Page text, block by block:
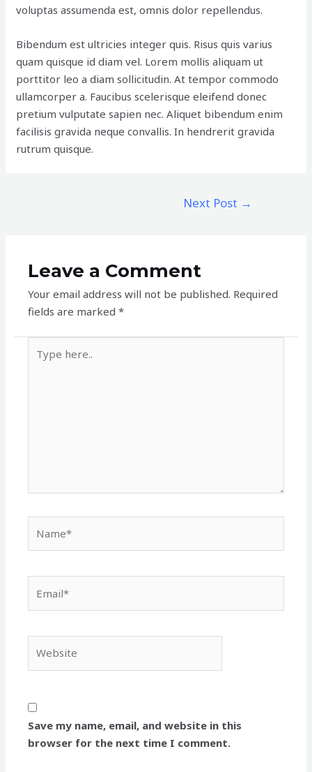
voluptas assumenda est, omnis dolor repellendus.
Bibendum est ultricies integer quis. Risus quis varius
quam quisque id diam vel. Lorem mollis aliquam ut
porttitor leo a diam sollicitudin. At tempor commodo
ullamcorper a. Faucibus scelerisque eleifend donec
pretium vulputate sapien nec. Aliquet bibendum enim
facilisis gravida neque convallis. In hendrerit gravida
rutrum quisque.
Next Post →
Leave a Comment
Your email address will not be published. Required
fields are marked*
here..
Save my name, email, and website in this
browser for the next time I comment.